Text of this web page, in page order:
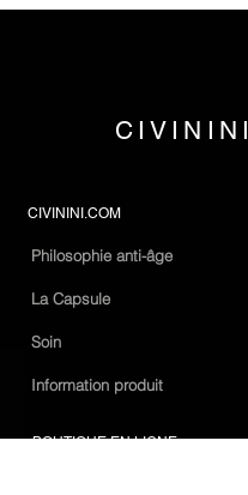
CIVININI
CIVININI.COM
Philosophie anti-âge
La Capsule
Soin
Information produit
BOUTIQUE EN LIGNE